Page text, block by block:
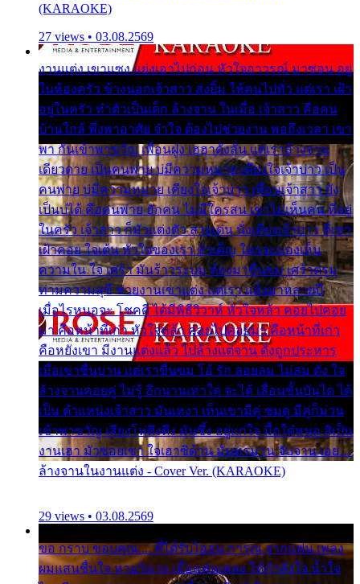
(KARAOKE)
27 views • 03.08.2569
งานแต่ง เขาแซง แย่งเอาไปก่อน หัวใจอาวรณ์ มาซ่อน อยู่
ในห้องครัว ข้างนอกเจ้าสาว ส่งยิ้ม ให้คนไปทั่ว แต่เรา เฝ้า
อยู่ในครัว ทำตัวเป็นเด็ก ล้างจาน ในเมื่อ เจ้าสาว คือคน
บ้านใกล้ พึ่งพาอาศัย จำใจ ต้องไปช่วยงาน พอถึงเวลา เขา
พา กันเข้าพาขวัญ เพื่อนฝูง เฮฮาดังลั่น แต่เราล้างจาน
เดียวดาย เป็นคนพ่าย บ่มีความหมาย เคียงใจเจ้าบ่าว เป็น
คนพ่าย บ่มีความหมาย เคียงใจเจ้าบ่าว เพื่อนเจ้าสาว ยัง
เป็นบ่ได้ คือคนพ่าย ฮักคน ไม่มีใครสน เขาไม่เห็นคน ที่อยู่
ในครัว เจ้าสาว ก็มัวแต่งตัว สวยเด่น นั่งเคียงเจ้าบ่าว ที่เขา
เฝ้าคอย ใจเต้น หัวใจของเรา ลำเค็ญ ใครจะมองเห็น
ความใน ใจ เศร้า มันร้าวระบม ต้องมาขื่นขม เศร้าตรม
ท่ามความสุขี ช่วยงานเขาแต่ง แต่เรา แล้งมาหลายปี
เมื่อไรหนอจะ โชคดี ได้มีพิธีวิวาห์ หัวใจหล้า คอยไปคอย
มา คือหน้าที่เก่า หัวใจหล้า คอยไปคอยมา คือหน้าที่เก่า
คือหยังเขา มีงานแต่งแล้ว ไปล้างแต่จาน ดั่งถูกประหาร
เมื่อเขาชื่นบาน แต่เราขื่นขม โอ้ รัก ลอยลม ไม่สม ดัง ใจ
ล้างจานคอยคู่ ไม่รู้ อีกนานเท่าใด จะได้ เลื่อนขั้นบันได ได้
เป็น ตำแหน่งเจ้าสาว มันเหงา เห็นเขามีคู่ ซมดู มีคู่ก็ม่วน
เข้าพาขวัญ เสียงโห่ตึงตึง มันซึ้ง อยู่แก่ใจ มื้อใด๋หนอ สิเป็น
งานเฮา มัวซอยเขา ใจเฮาซิด้าน มันทรมาน จับจาน เอย…
ล้างจานในงานแต่ง - Cover Ver. (KARAOKE)
29 views • 03.08.2569
ขอ กราบ ขอบคุณ.... ที่ได้รับไออุ่น การุณ จากแฟน เพลง
ผมแสนชื่นใจ หายวังเวง เมื่อแฟนเพลง ให้กำลังใจ น้ำใจ